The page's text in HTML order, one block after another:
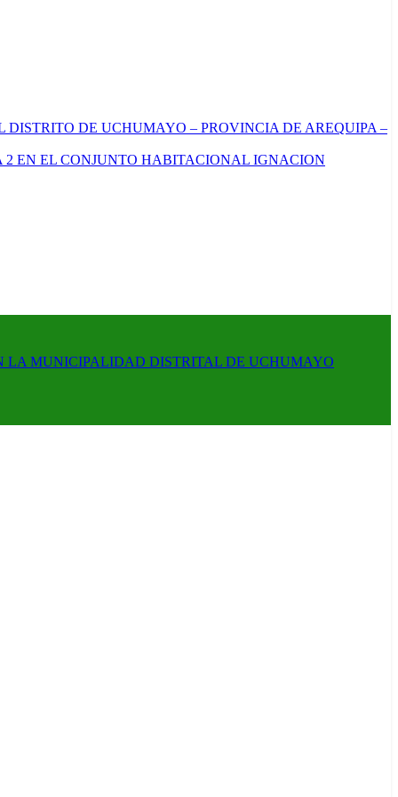
DISTRITO DE UCHUMAYO – PROVINCIA DE AREQUIPA –
EN EL CONJUNTO HABITACIONAL IGNACION
LA MUNICIPALIDAD DISTRITAL DE UCHUMAYO